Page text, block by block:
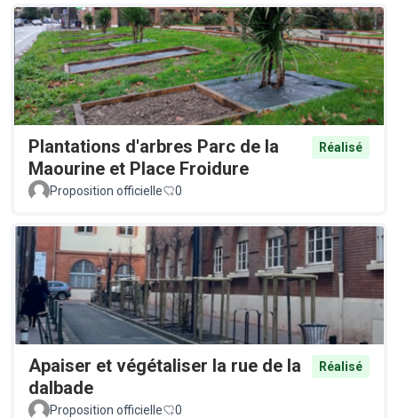
Plantations d'arbres Parc de la
Maourine et Place Froidure
Réalisé
Proposition officielle 0
Apaiser et végétaliser la rue de la
dalbade
Réalisé
Proposition officielle 0